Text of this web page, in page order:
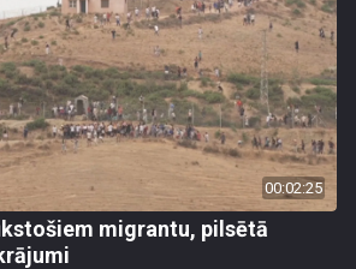
00:02:25
migrantu, pilsētā